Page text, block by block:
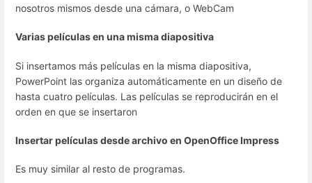
nosotros mismos desde una cámara, o WebCam
Varias películas en una misma diapositiva
Si insertamos más películas en la misma diapositiva,
PowerPoint las organiza automáticamente en un diseño de
hasta cuatro películas. Las películas se reproducirán en el
orden en que se insertaron
Insertar películas desde archivo en OpenOffice Impress
Es muy similar al resto de programas.